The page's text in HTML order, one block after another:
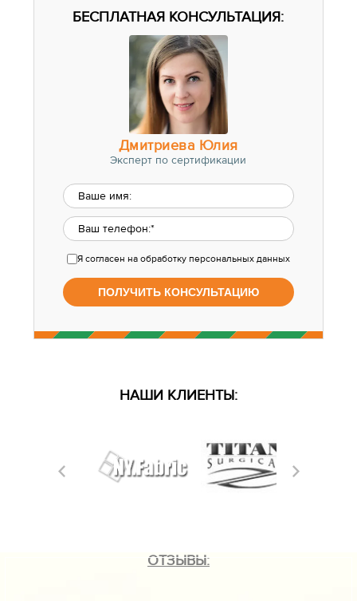
БЕСПЛАТНАЯ КОНСУЛЬТАЦИЯ:
Дмитриева Юлия
Эксперт по сертификации
Я согласен на обработку персональных данных
НАШИ КЛИЕНТЫ:
ОТЗЫВЫ: